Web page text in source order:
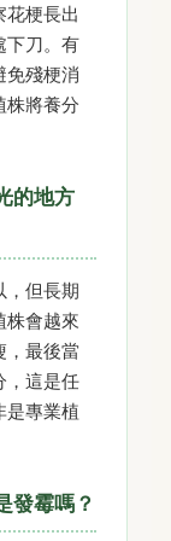
花梗長出
下刀。有
免殘梗消
株將養分
的地方
，但長期
株會越來
，最後當
，這是任
是專業植
發霉嗎？